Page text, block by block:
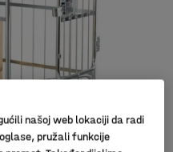
našoj web lokaciji da radi
pružali funkcije